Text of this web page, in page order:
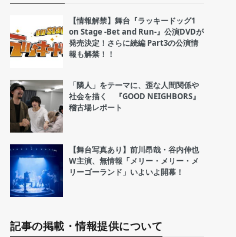
【情報解禁】舞台『ラッキードッグ1
on Stage -Bet and Run-』公演DVDが
発売決定！さらに続編 Part3の公演情
報も解禁！！
「隣人」をテーマに、歪な人間関係や
社会を描く 『GOOD NEIGHBORS』
稽古場レポート
【舞台写真あり】前川昂哉・谷内伸也
W主演、無情報「メリー・メリー・メ
リーゴーランド」いよいよ開幕！
記事の掲載・情報提供について